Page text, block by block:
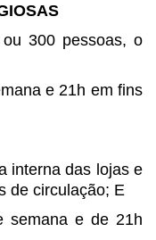
300 pessoas, o
e 21h em fins
interna das lojas e
de circulação; E
semana e de 21h